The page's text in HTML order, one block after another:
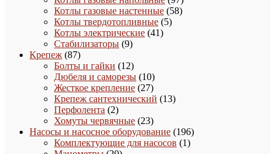
товаров
Котлы газовые настенные 5858
Котлы твердотопливные 55
Котлы электрические 4141
Стабилизаторы 99
Крепеж 8787
товаров
Болты и гайки 1212
товаров
Дюбеля и саморезы 1010
товаров
Жесткое крепление 2727
товаров
Крепеж сантехнический 1313
Перфолента 22
товара
Хомуты червячные 2323
товара
Насосы и насосное оборудование 196196
Комплектующие для насосов 11